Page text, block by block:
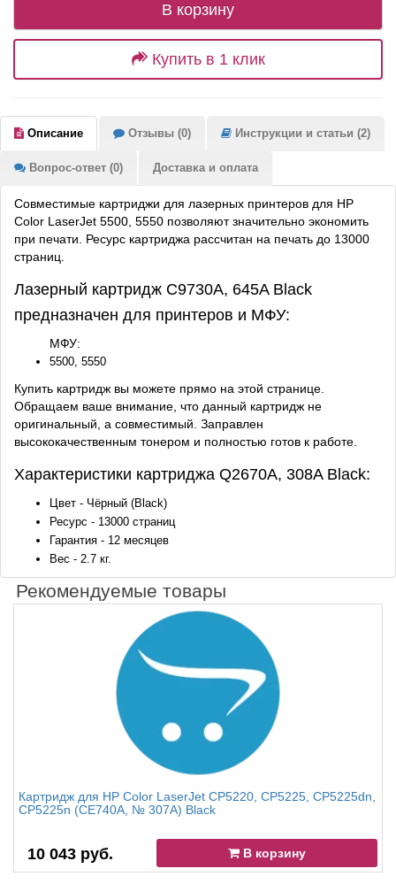
В корзину
Купить в 1 клик
Описание Отзывы (0) Инструкции и статьи (2)
Вопрос-ответ (0) Доставка и оплата
Совместимые картриджи для лазерных принтеров для HP
Color LaserJet 5500, 5550 позволяют значительно экономить
при печати. Ресурс картриджа рассчитан на печать до 13000
страниц.
Лазерный картридж C9730A, 645A Black
предназначен для принтеров и МФУ:
МФУ:
5500, 5550
Купить картридж вы можете прямо на этой странице.
Обращаем ваше внимание, что данный картридж не
оригинальный, а совместимый. Заправлен
высококачественным тонером и полностью готов к работе.
Характеристики картриджа Q2670A, 308A Black:
Цвет - Чёрный (Black)
Ресурс - 13000 страниц
Гарантия - 12 месяцев
Вес - 2.7 кг.
Рекомендуемые товары
Картридж для HP Color LaserJet CP5220, CP5225, CP5225dn,
CP5225n (CE740A, № 307A) Black
10 043 руб. В корзину